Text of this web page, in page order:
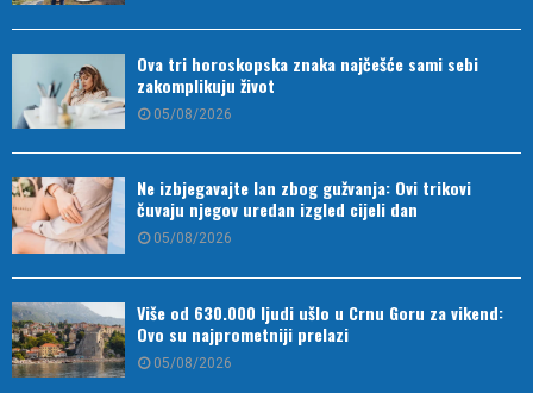
Ova tri horoskopska znaka najčešće sami sebi
zakomplikuju život
05/08/2026
Ne izbjegavajte lan zbog gužvanja: Ovi trikovi
čuvaju njegov uredan izgled cijeli dan
05/08/2026
Više od 630.000 ljudi ušlo u Crnu Goru za vikend:
Ovo su najprometniji prelazi
05/08/2026